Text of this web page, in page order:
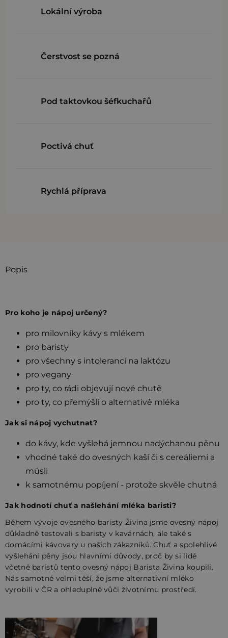
Lokální výroba
Čerstvost se pozná
Pod taktovkou šéfkuchařů
Poctivá chuť
Rychlá příprava
Popis
Pro koho je nápoj určený?
pro milovníky kávy s mlékem
pro baristy
pro všechny s intolerancí na laktózu
pro vegany
pro ty, co rádi objevují nové chutě
pro ty, co přemýšlí o alternativě mléka
Jak si nápoj vychutnat?
do kávy, kde vyšlehá jemnou nadýchanou pěnu
vhodné také do ovesných kaší či s cereáliemi a
müsli
k samotnému popíjení - protože skvěle chutná
Jak hodnotí chuť a našlehání mléka baristi?
Během vývoje ovesného baristy Živina jsme ovesný nápoj
důkladně testovali s baristy v kavárnách, ale také s
domácími kávovary u našich zákazníků. Chuť a spolehlivé
vyšlehání pěny jsou hlavními důvody, proč by si lidé
včetně baristů tento ovesný nápoj Barista Živina koupili.
Nás samotné velmi těší, že jsme alternativní mléko
vyrobili v ČR a ohleduplně vůči životnímu prostředí.